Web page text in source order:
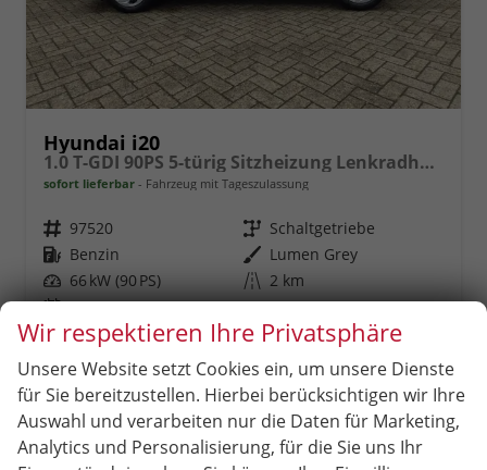
Hyundai i20
1.0 T-GDI 90PS 5-türig Sitzheizung Lenkradheizung Rückf.Kamera PDC Klima Apple CarPlay Android Auto Tempomat Touchscreen
sofort lieferbar Fahrzeug mit Tageszulassung
Fahrzeugnr. 97520 Getriebe Schaltgetriebe
Kraftstoff Benzin Außenfarbe Lumen Grey
Leistung 66 kW (90 PS) Kilometerstand 2 km
03.06.2026
19.479,– €
incl. 19% MwSt.
Rückruf
anfordern
PDF-
Datei,
Fahrzeugexposé
drucken
Fahrzeug
drucken,
parken
oder
vergleichen
Verbrauch kombiniert:5,70 l/100km
CO2-Klasse: D
CO2-Emissionen:129,00 g/km
Wir respektieren Ihre Privatsphäre
Unsere Website setzt Cookies ein, um unsere Dienste
für Sie bereitzustellen. Hierbei berücksichtigen wir Ihre
Auswahl und verarbeiten nur die Daten für Marketing,
Analytics und Personalisierung, für die Sie uns Ihr